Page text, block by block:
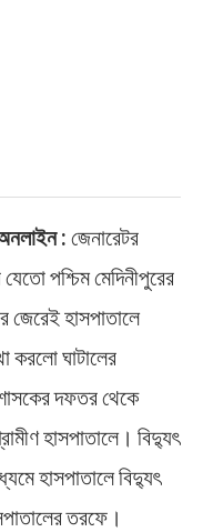
: জেনারেটর
পশ্চিম মেদিনীপুরের
জেরেই হাসপাতালে
করলো ঘাটালের
দফতর থেকে
হাসপাতালে। বিদ্যুৎ
হাসপাতালে বিদ্যুৎ
তরফে।